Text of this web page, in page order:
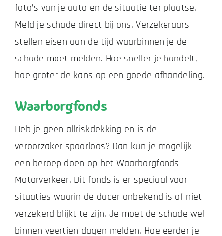
foto’s van je auto en de situatie ter plaatse.
Meld je schade direct bij ons. Verzekeraars
stellen eisen aan de tijd waarbinnen je de
schade moet melden. Hoe sneller je handelt,
hoe groter de kans op een goede afhandeling.
Waarborgfonds
Heb je geen allriskdekking en is de
veroorzaker spoorloos? Dan kun je mogelijk
een beroep doen op het Waarborgfonds
Motorverkeer. Dit fonds is er speciaal voor
situaties waarin de dader onbekend is of niet
verzekerd blijkt te zijn. Je moet de schade wel
binnen veertien dagen melden. Hoe eerder je